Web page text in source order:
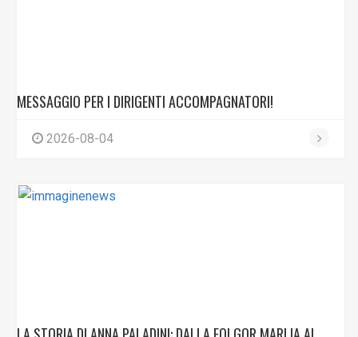
MESSAGGIO PER I DIRIGENTI ACCOMPAGNATORI!
2026-08-04